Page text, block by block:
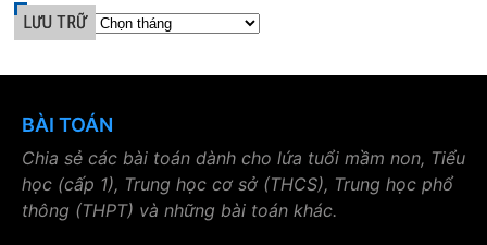
LƯU TRỮ
BÀI TOÁN
Chia sẻ các bài toán dành cho lứa tuổi mầm non, Tiểu
học (cấp 1), Trung học cơ sở (THCS), Trung học phổ
thông (THPT) và những bài toán khác.